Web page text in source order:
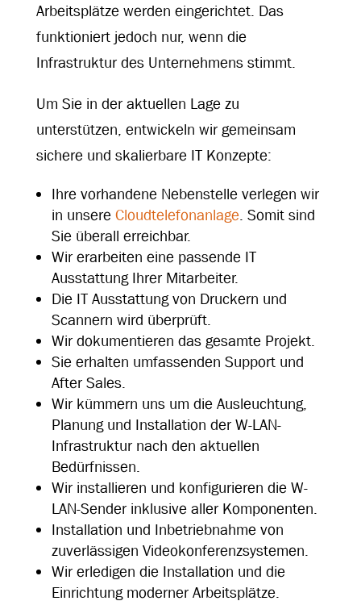
Arbeitsplätze werden eingerichtet. Das
funktioniert jedoch nur, wenn die
Infrastruktur des Unternehmens stimmt.
Um Sie in der aktuellen Lage zu
unterstützen, entwickeln wir gemeinsam
sichere und skalierbare IT Konzepte:
Ihre vorhandene Nebenstelle verlegen wir
in unsere Cloudtelefonanlage. Somit sind
Sie überall erreichbar.
Wir erarbeiten eine passende IT
Ausstattung Ihrer Mitarbeiter.
Die IT Ausstattung von Druckern und
Scannern wird überprüft.
Wir dokumentieren das gesamte Projekt.
Sie erhalten umfassenden Support und
After Sales.
Wir kümmern uns um die Ausleuchtung,
Planung und Installation der W-LAN-
Infrastruktur nach den aktuellen
Bedürfnissen.
Wir installieren und konfigurieren die W-
LAN-Sender inklusive aller Komponenten.
Installation und Inbetriebnahme von
zuverlässigen Videokonferenzsystemen.
Wir erledigen die Installation und die
Einrichtung moderner Arbeitsplätze.